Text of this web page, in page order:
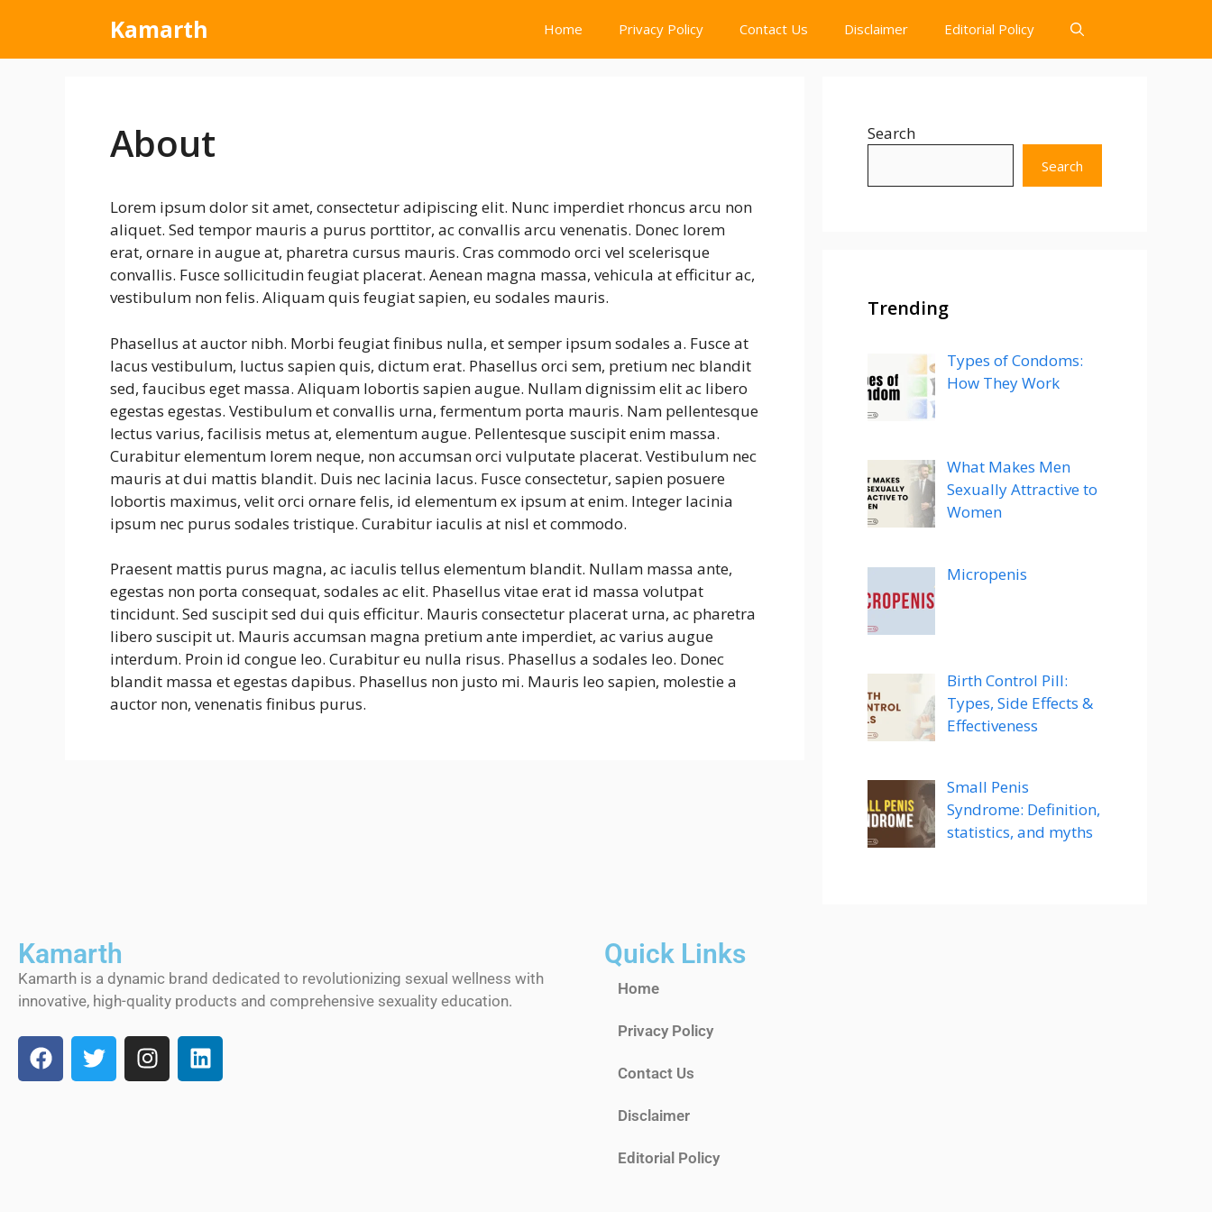
Kamarth Home Privacy Policy Contact Us Disclaimer Editorial Policy
About
Lorem ipsum dolor sit amet, consectetur adipiscing elit. Nunc imperdiet rhoncus arcu non
aliquet. Sed tempor mauris a purus porttitor, ac convallis arcu venenatis. Donec lorem
erat, ornare in augue at, pharetra cursus mauris. Cras commodo orci vel scelerisque
convallis. Fusce sollicitudin feugiat placerat. Aenean magna massa, vehicula at efficitur ac,
vestibulum non felis. Aliquam quis feugiat sapien, eu sodales mauris.
Phasellus at auctor nibh. Morbi feugiat finibus nulla, et semper ipsum sodales a. Fusce at
lacus vestibulum, luctus sapien quis, dictum erat. Phasellus orci sem, pretium nec blandit
sed, faucibus eget massa. Aliquam lobortis sapien augue. Nullam dignissim elit ac libero
egestas egestas. Vestibulum et convallis urna, fermentum porta mauris. Nam pellentesque
lectus varius, facilisis metus at, elementum augue. Pellentesque suscipit enim massa.
Curabitur elementum lorem neque, non accumsan orci vulputate placerat. Vestibulum nec
mauris at dui mattis blandit. Duis nec lacinia lacus. Fusce consectetur, sapien posuere
lobortis maximus, velit orci ornare felis, id elementum ex ipsum at enim. Integer lacinia
ipsum nec purus sodales tristique. Curabitur iaculis at nisl et commodo.
Praesent mattis purus magna, ac iaculis tellus elementum blandit. Nullam massa ante,
egestas non porta consequat, sodales ac elit. Phasellus vitae erat id massa volutpat
tincidunt. Sed suscipit sed dui quis efficitur. Mauris consectetur placerat urna, ac pharetra
libero suscipit ut. Mauris accumsan magna pretium ante imperdiet, ac varius augue
interdum. Proin id congue leo. Curabitur eu nulla risus. Phasellus a sodales leo. Donec
blandit massa et egestas dapibus. Phasellus non justo mi. Mauris leo sapien, molestie a
auctor non, venenatis finibus purus.
Search
Search
Trending
Types of Condoms:
How They Work
What Makes Men
Sexually Attractive to
Women
Micropenis
Birth Control Pill:
Types, Side Effects &
Effectiveness
Small Penis
Syndrome: Definition,
statistics, and myths
Kamarth
Kamarth is a dynamic brand dedicated to revolutionizing sexual wellness with
innovative, high-quality products and comprehensive sexuality education.
Quick Links
Home
Privacy Policy
Contact Us
Disclaimer
Editorial Policy